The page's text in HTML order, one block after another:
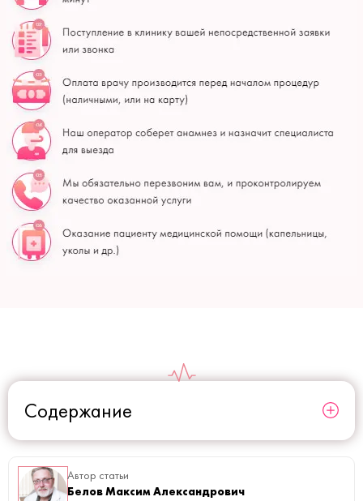
Содержание
Автор статьи
Белов Максим Александрович